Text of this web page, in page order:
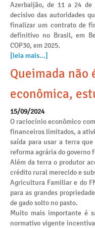
Azerbaijão, de 11 a 24 de
decisivo das autoridades
finalizar um contrato de
definitivo no Brasil, em
COP30, em 2025.
[leia mais...]
Queimada não
econômica,
15/09/2024
O raciocínio econômico
financeiros limitados, a
saída para usar a terra que
reforma agrária do governo
Além da terra o produtor
crédito rural merecido e
Agricultura Familiar e do
para as grandes
de gado solto no pasto.
Muito mais importante é
normativo vigente